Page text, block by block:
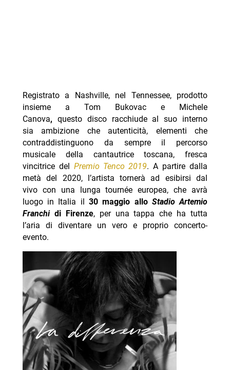
Registrato a Nashville, nel Tennessee, prodotto
insieme a Tom Bukovac e Michele
Canova, questo disco racchiude al suo interno
sia ambizione che autenticità, elementi che
contraddistinguono da sempre il percorso
musicale della cantautrice toscana, fresca
vincitrice del Premio Tenco 2019. A partire dalla
metà del 2020, l’artista tornerà ad esibirsi dal
vivo con una lunga tournée europea, che avrà
luogo in Italia il 30 maggio allo Stadio Artemio
Franchidi Firenze, per una tappa che ha tutta
l’aria di diventare un vero e proprio concerto-
evento.